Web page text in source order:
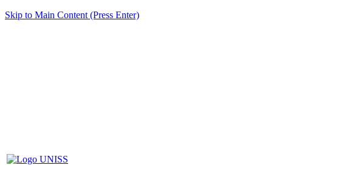
Skip to Main Content (Press Enter)